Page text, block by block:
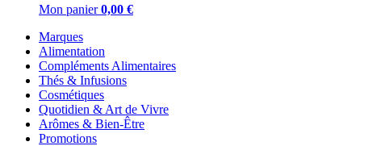
Mon panier 0,00 €
Marques
Alimentation
Compléments Alimentaires
Thés & Infusions
Cosmétiques
Quotidien & Art de Vivre
Arômes & Bien-Être
Promotions